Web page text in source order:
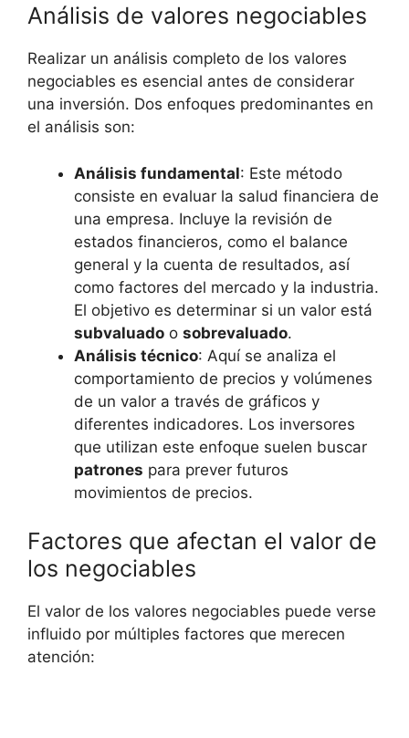
Análisis de valores negociables
Realizar un análisis completo de los valores
negociables es esencial antes de considerar
una inversión. Dos enfoques predominantes en
el análisis son:
Análisis fundamental: Este método
consiste en evaluar la salud financiera de
una empresa. Incluye la revisión de
estados financieros, como el balance
general y la cuenta de resultados, así
como factores del mercado y la industria.
El objetivo es determinar si un valor está
subvaluado o sobrevaluado.
Análisis técnico: Aquí se analiza el
comportamiento de precios y volúmenes
de un valor a través de gráficos y
diferentes indicadores. Los inversores
que utilizan este enfoque suelen buscar
patrones para prever futuros
movimientos de precios.
Factores que afectan el valor de
los negociables
El valor de los valores negociables puede verse
influido por múltiples factores que merecen
atención: